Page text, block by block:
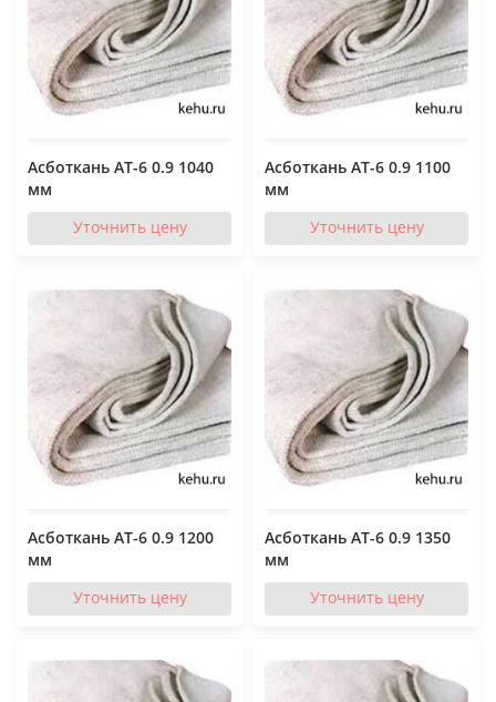
Асботкань АТ-6 0.9 1040
мм
Уточнить цену
Асботкань АТ-6 0.9 1100
мм
Уточнить цену
Асботкань АТ-6 0.9 1200
мм
Уточнить цену
Асботкань АТ-6 0.9 1350
мм
Уточнить цену